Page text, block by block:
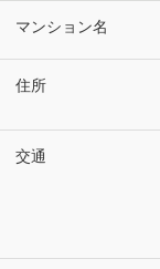
マンション名
住所
交通